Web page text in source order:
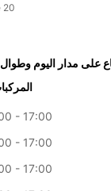
20
على مدار اليوم وطوال
- 17:00
- 17:00
- 17:00